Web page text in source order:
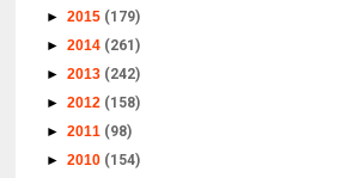
►2015 (179)
►2014 (261)
►2013 (242)
►2012 (158)
►2011 (98)
►2010 (154)